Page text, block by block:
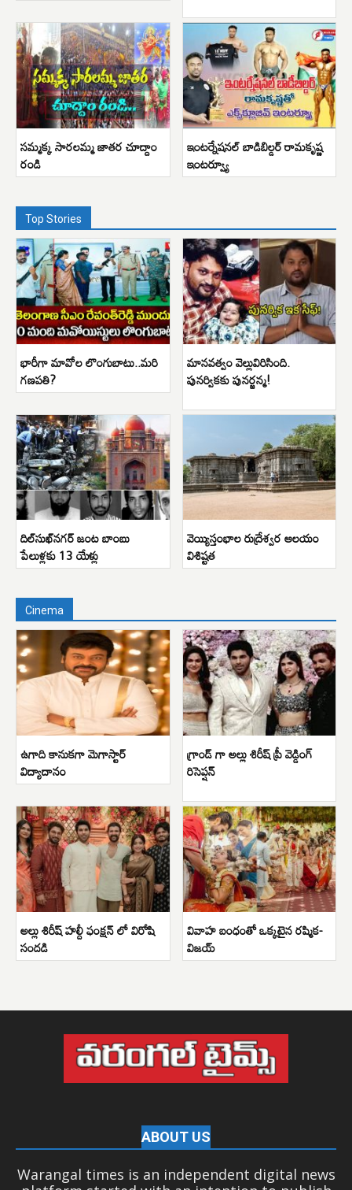
సమ్మక్క సారలమ్మ జాతర చూద్దాం
రండి
ఇంటర్నేషనల్ బాడిబిల్డర్ రామకృష్ణ
ఇంటర్వ్యూ
Top Stories
భారీగా మావోల లొంగుబాటు..మరి
గణపతి?
మానవత్వం వెల్లువిరిసింది.
పునర్వికకు పునర్జన్మ!
దిల్‌సుఖ్‌నగర్ జంట బాంబు
పేలుళ్లకు 13 యేళ్లు
వెయ్యిస్తంభాల రుద్రేశ్వర ఆలయం
విశిష్టత
Cinema
ఉగాది కానుకగా మెగాస్టార్
విద్యాదానం
గ్రాండ్ గా అల్లు శిరీష్ ప్రీ వెడ్డింగ్
రిసెప్షన్
అల్లు శిరీష్ హల్దీ ఫంక్షన్ లో విరోషి
సందడి
వివాహ బంధంతో ఒక్కటైన రష్మిక-
విజయ్
ABOUT US
Warangal times is an independent digital news